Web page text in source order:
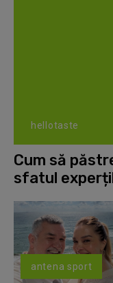
hellotaste
Cum să
sfatul
antena sport